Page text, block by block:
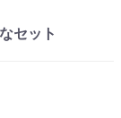
セット